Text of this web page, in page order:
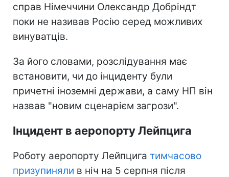
справ Німеччини Олександр Добріндт
поки не називав Росію серед можливих
винуватців.
За його словами, розслідування має
встановити, чи до інциденту були
причетні іноземні держави, а саму НП він
назвав "новим сценарієм загрози".
Інцидент в аеропорту Лейпцига
Роботу аеропорту Лейпцига тимчасово
призупиняли в ніч на 5 серпня після